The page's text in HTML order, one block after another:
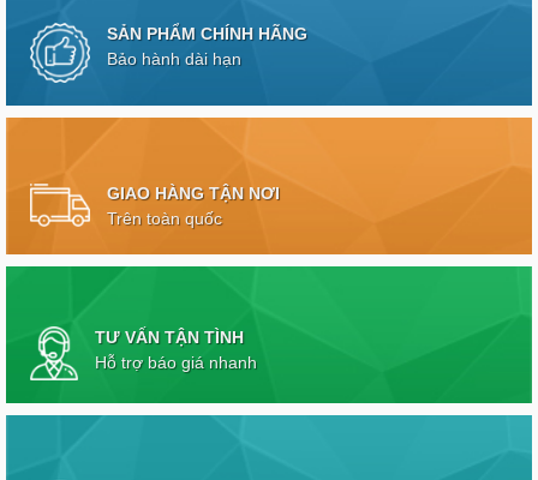
SẢN PHẨM CHÍNH HÃNG
Bảo hành dài hạn
GIAO HÀNG TẬN NƠI
Trên toàn quốc
TƯ VẤN TẬN TÌNH
Hỗ trợ báo giá nhanh